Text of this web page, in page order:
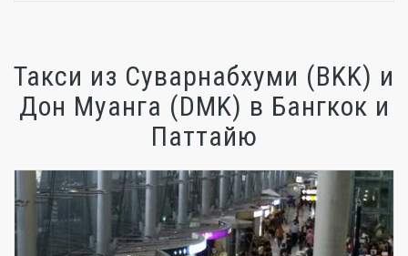
Такси из Суварнабхуми (BKK) и
Дон Муанга (DMK) в Бангкок и
Паттайю